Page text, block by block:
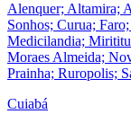
Alenquer; Altamira;
Sonhos; Curua;
Medicilandia;
Moraes Almeida;
Prainha; Ruropolis;
Cuiabá